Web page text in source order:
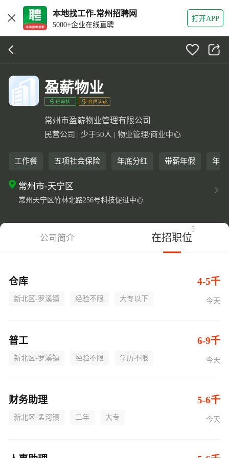
本地找工作-常州招聘网
5000+企业在线直聘
打开APP
盈薪物业
常州市盈薪物业管理有限公司
民营公司 | 少于50人 | 物业管理/商业中心
工作餐 五项社会保险 年底分红 带薪年假 年终
常州市-天宁区
常州天宁区竹林北路256号科技促进中心
公司简介 在招职位
5
仓库 4-5千
新北区-罗溪镇 经验不限 大专以下 今天
普工 6-9千
新北区-罗溪镇 经验不限 学历不限 今天
财务助理 5-6千
新北区-孟河镇 二年 大专 今天